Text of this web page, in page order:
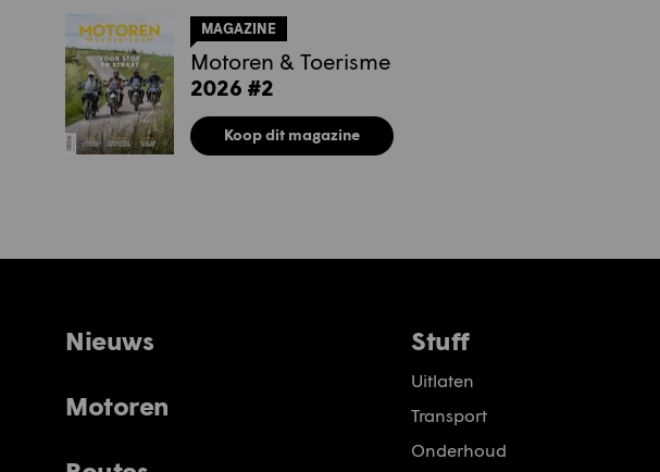
MAGAZINE
Motoren & Toerisme
2026 #2
Koop dit magazine
Nieuws
Motoren
Stuff
Uitlaten
Transport
Onderhoud